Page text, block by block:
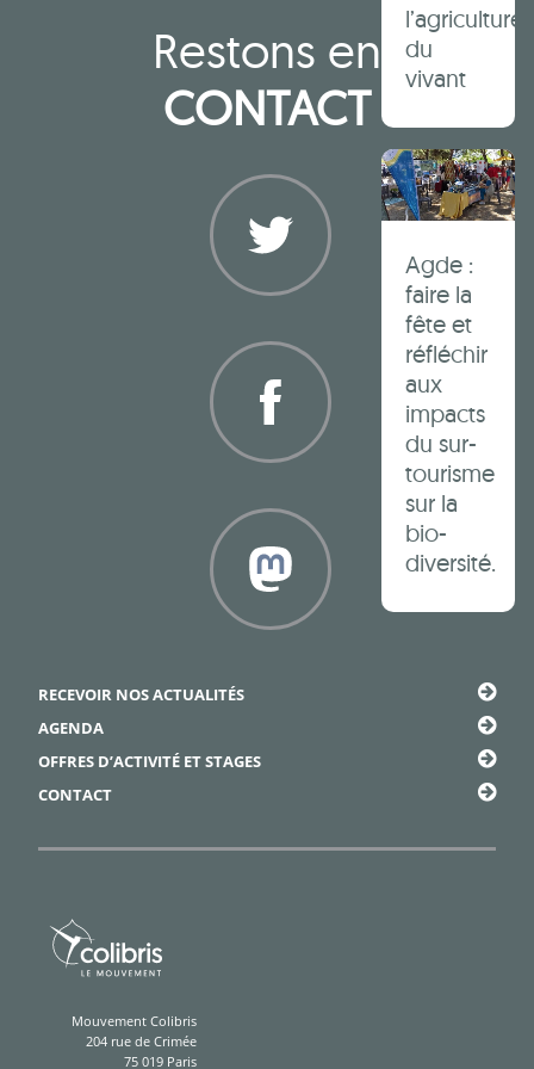
l’agriculture
du
vivant
Agde :
faire la
fête et
réfléchir
aux
impacts
du sur-
tourisme
sur la
bio-
diversité.
Restons en
CONTACT
Mouvement Colibris
204 rue de Crimée
75 019 Paris
RECEVOIR NOS ACTUALITÉS
AGENDA
OFFRES D’ACTIVITÉ ET STAGES
CONTACT